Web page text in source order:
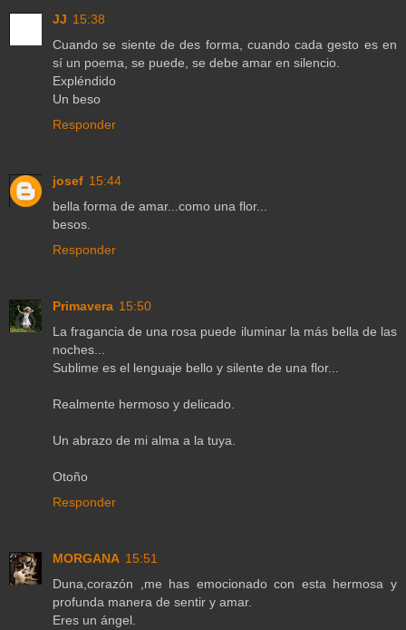
JJ 15:38
Cuando se siente de des forma, cuando cada gesto es en
sí un poema, se puede, se debe amar en silencio.
Expléndido
Un beso
Responder
josef 15:44
bella forma de amar...como una flor...
besos.
Responder
Primavera 15:50
La fragancia de una rosa puede iluminar la más bella de las
noches...
Sublime es el lenguaje bello y silente de una flor...
Realmente hermoso y delicado.
Un abrazo de mi alma a la tuya.
Otoño
Responder
MORGANA 15:51
Duna,corazón ,me has emocionado con esta hermosa y
profunda manera de sentir y amar.
Eres un ángel.